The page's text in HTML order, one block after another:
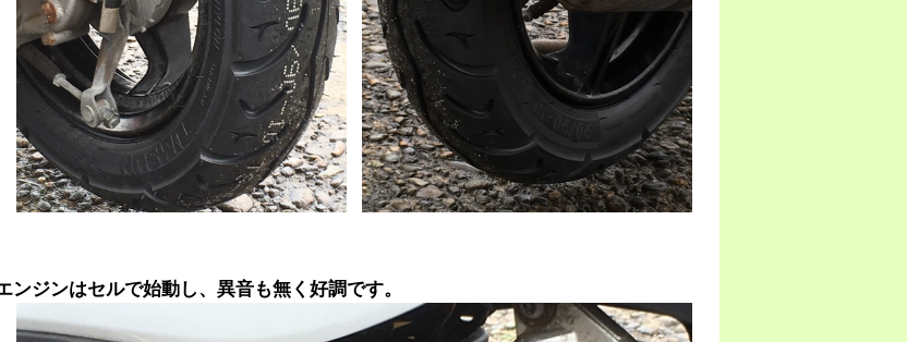
ンジンはセルで始動し、異音も無く好調です。